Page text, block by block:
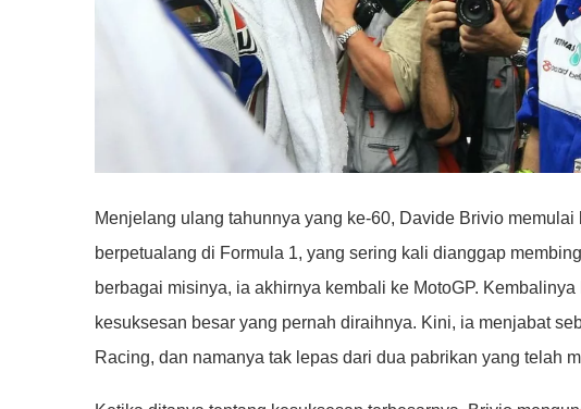
Menjelang ulang tahunnya yang ke-60, Davide Brivio
berpetualang di Formula 1, yang sering kali dianggap
berbagai misinya, ia akhirnya kembali ke MotoGP.
kesuksesan besar yang pernah diraihnya. Kini, ia menjabat
Racing, dan namanya tak lepas dari dua pabrikan yang telah